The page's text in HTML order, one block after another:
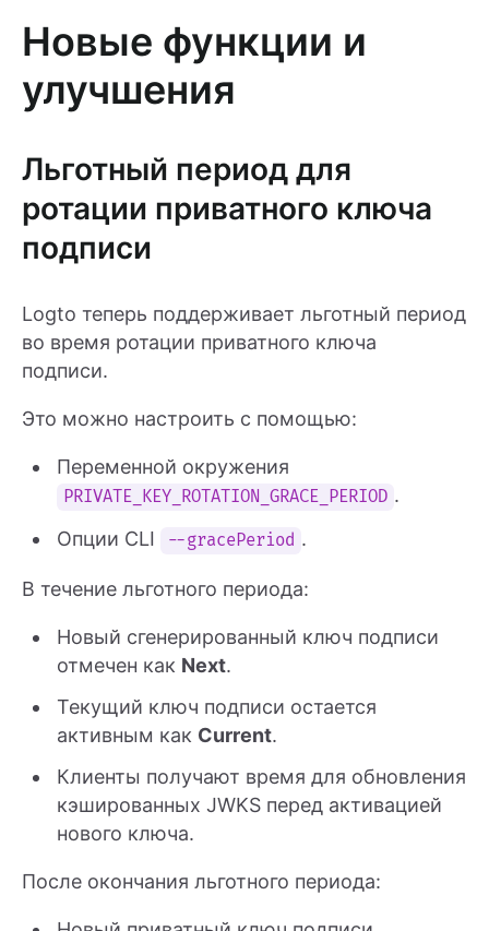
Новые функции и
улучшения
Льготный период для
ротации приватного ключа
подписи
Logto теперь поддерживает льготный период
во время ротации приватного ключа
подписи.
Это можно настроить с помощью:
Переменной окружения
PRIVATE_KEY_ROTATION_GRACE_PERIOD .
Опции CLI
--gracePeriod .
В течение льготного периода:
Новый сгенерированный ключ подписи
отмечен как Next.
Текущий ключ подписи остается
активным как Current.
Клиенты получают время для обновления
кэшированных JWKS перед активацией
нового ключа.
После окончания льготного периода: